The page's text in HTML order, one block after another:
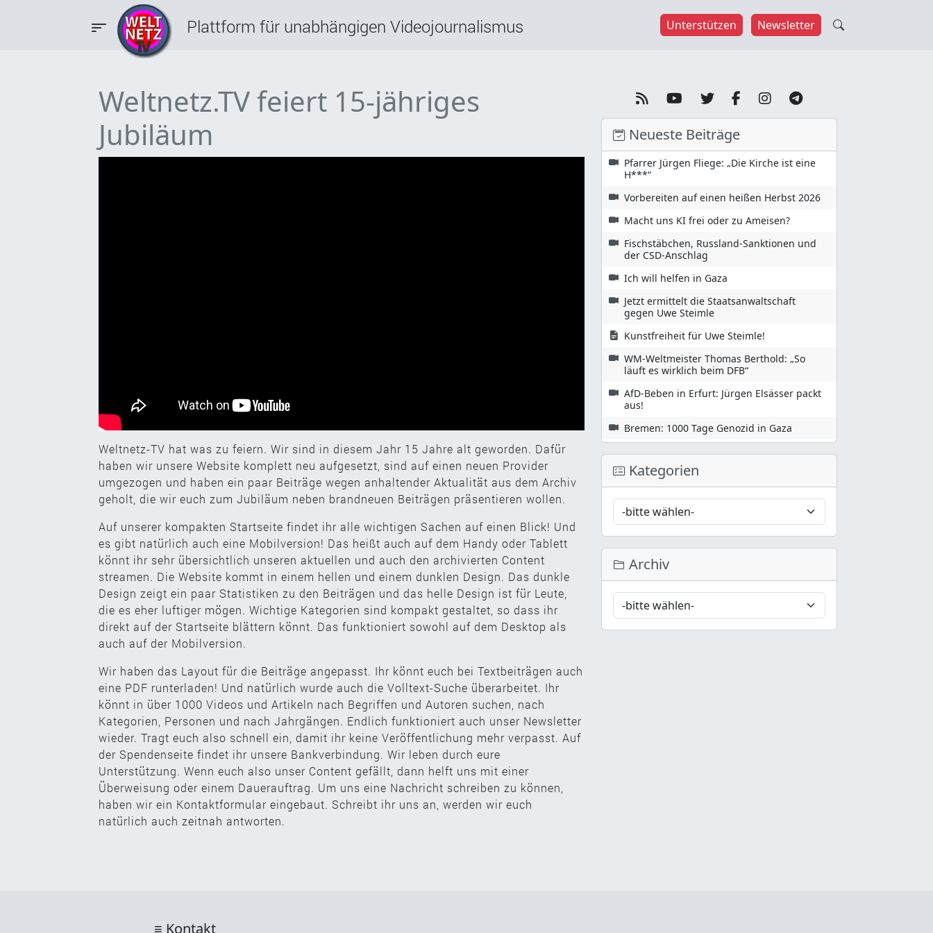
Plattform für unabhängigen Videojournalismus Unterstützen Newsletter
Weltnetz.TV feiert 15-jähriges
Jubiläum
Weltnetz-TV hat was zu feiern. Wir sind in diesem Jahr 15 Jahre alt geworden. Dafür
haben wir unsere Website komplett neu aufgesetzt, sind auf einen neuen Provider
umgezogen und haben ein paar Beiträge wegen anhaltender Aktualität aus dem Archiv
geholt, die wir euch zum Jubiläum neben brandneuen Beiträgen präsentieren wollen.
Auf unserer kompakten Startseite findet ihr alle wichtigen Sachen auf einen Blick! Und
es gibt natürlich auch eine Mobilversion! Das heißt auch auf dem Handy oder Tablett
könnt ihr sehr übersichtlich unseren aktuellen und auch den archivierten Content
streamen. Die Website kommt in einem hellen und einem dunklen Design. Das dunkle
Design zeigt ein paar Statistiken zu den Beiträgen und das helle Design ist für Leute,
die es eher luftiger mögen. Wichtige Kategorien sind kompakt gestaltet, so dass ihr
direkt auf der Startseite blättern könnt. Das funktioniert sowohl auf dem Desktop als
auch auf der Mobilversion.
Wir haben das Layout für die Beiträge angepasst. Ihr könnt euch bei Textbeiträgen auch
eine PDF runterladen! Und natürlich wurde auch die Volltext-Suche überarbeitet. Ihr
könnt in über 1000 Videos und Artikeln nach Begriffen und Autoren suchen, nach
Kategorien, Personen und nach Jahrgängen. Endlich funktioniert auch unser Newsletter
wieder. Tragt euch also schnell ein, damit ihr keine Veröffentlichung mehr verpasst. Auf
der Spendenseite findet ihr unsere Bankverbindung. Wir leben durch eure
Unterstützung. Wenn euch also unser Content gefällt, dann helft uns mit einer
Überweisung oder einem Dauerauftrag. Um uns eine Nachricht schreiben zu können,
haben wir ein Kontaktformular eingebaut. Schreibt ihr uns an, werden wir euch
natürlich auch zeitnah antworten.
Neueste Beiträge
Pfarrer Jürgen Fliege: „Die Kirche ist eine
H***“
Vorbereiten auf einen heißen Herbst 2026
Macht uns KI frei oder zu Ameisen?
Fischstäbchen, Russland-Sanktionen und
der CSD-Anschlag
Ich will helfen in Gaza
Jetzt ermittelt die Staatsanwaltschaft
gegen Uwe Steimle
Kunstfreiheit für Uwe Steimle!
WM-Weltmeister Thomas Berthold: „So
läuft es wirklich beim DFB“
AfD-Beben in Erfurt: Jürgen Elsässer packt
aus!
Bremen: 1000 Tage Genozid in Gaza
Kategorien
Archiv
Kontakt